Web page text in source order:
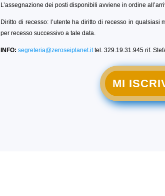
L’assegnazione dei posti disponibili avviene in ordine
Diritto di recesso: l’utente ha diritto di recesso in
per recesso successivo a tale data.
INFO: segreteria@zeroseiplanet.ittel. 329.19.31.945 rif.
MI